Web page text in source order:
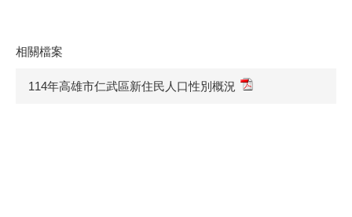
相關檔案
114年高雄市仁武區新住民人口性別概況